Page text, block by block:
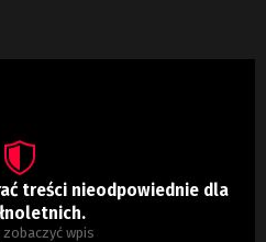
treści nieodpowiednie dla
zobaczyć wpis